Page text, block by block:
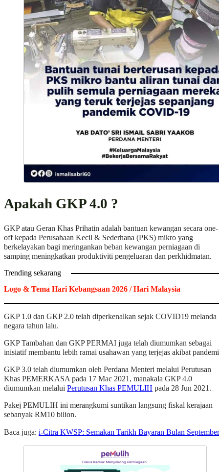
Apakah GKP 4.0 ?
GKP atau Geran Khas Prihatin adalah bantuan kewangan secara one-
off kepada Perusahaan Kecil & Sederhana (PKS) mikro yang
berkelayakan bagi meringankan beban kewangan perniagaan di
samping meningkatkan produktiviti pengeluaran dan perkhidmatan.
Trending sekarang
Logo & Tema Hari Kebangsaan 2026 / Hari Malaysia
GKP 1.0 dan GKP 2.0 telah diperkenalkan sejak COVID19 melanda
negara tahun lalu.
GKP Tambahan dan GKP PERMAI juga telah diumumkan sebagai
inisiatif membantu lebih ramai usahawan yang terjejas akibat
GKP 3.0 telah diumumkan oleh Perdana Menteri melalui Perutusan
Khas PEMERKASA pada 17 Mac 2021, manakala GKP 4.0
diumumkan melalui Perutusan Khas PEMULIH pada 28 Jun 2021.
Pakej PEMULIH ini merangkumi suntikan langsung fiskal kerajaan
sebanyak RM10 bilion.
Baca juga: i-Citra KWSP: Semakan Tarikh Bayaran Bulan September